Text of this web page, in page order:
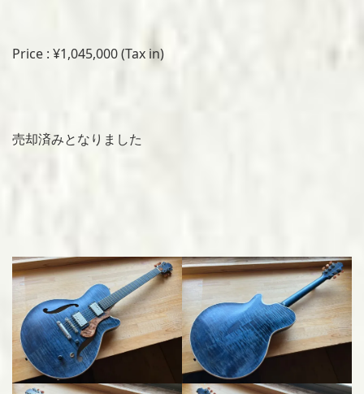
Price : ¥1,045,000 (Tax in)
売却済みとなりました